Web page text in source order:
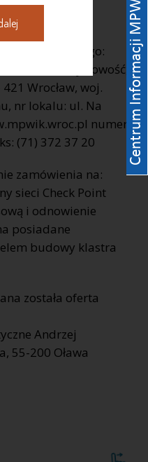
zamawiającego:
kod, miejscowość,
Wrocław, woj.
nr lokalu: ul. Na
numer
(71) 372 37 20
zamówienia na:
sieci Check Point
i odnowienie
posiadane
budowy klastra
została oferta
Andrzej
55-200 Oława